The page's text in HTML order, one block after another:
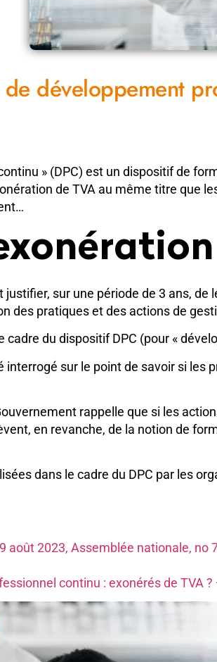
développement
» (DPC) est un dispositif de
de TVA au même titre
sur une période de 3 ans,
des pratiques et des actions de
cadre du dispositif DPC (pour «
sur le point de savoir si les
rappelle que si les
en revanche, de la notion de
dans le cadre du DPC par les
août 2023, Assemblée nationale,
continu : exonérés de TVA ?